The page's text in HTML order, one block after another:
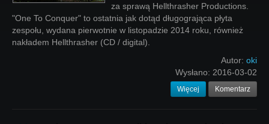
za sprawą Hellthrasher Productions.
"One To Conquer" to ostatnia jak dotąd długogrająca płyta
zespołu, wydana pierwotnie w listopadzie 2014 roku, również
nakładem Hellthrasher (CD / digital).
Autor: oki
Wysłano: 2016-03-02
Więcej Komentarz